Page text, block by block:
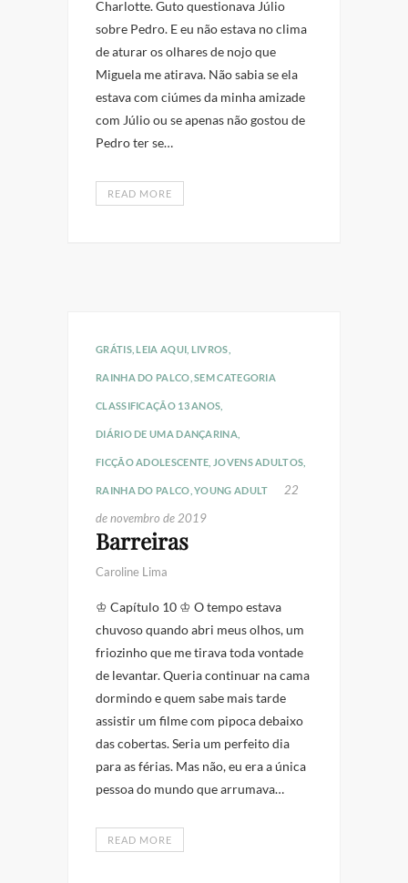
Charlotte. Guto questionava Júlio
sobre Pedro. E eu não estava no clima
de aturar os olhares de nojo que
Miguela me atirava. Não sabia se ela
estava com ciúmes da minha amizade
com Júlio ou se apenas não gostou de
Pedro ter se…
READ MORE
GRÁTIS,LEIA AQUI LIVROS
RAINHA DO PALCO ,SEM CATEGORIA
CLASSIFICAÇÃO 13 ANOS
DIÁRIO DE UMA DANÇARINA,
FICÇÃO ADOLESCENTE JOVENS ADULTOS
RAINHA DO PALCO ,YOUNG ADULT
22
de novembro de 2019
Barreiras
Caroline Lima
♔ Capítulo 10 ♔ O tempo estava
chuvoso quando abri meus olhos, um
friozinho que me tirava toda vontade
de levantar. Queria continuar na cama
dormindo e quem sabe mais tarde
assistir um filme com pipoca debaixo
das cobertas. Seria um perfeito dia
para as férias. Mas não, eu era a única
pessoa do mundo que arrumava…
READ MORE